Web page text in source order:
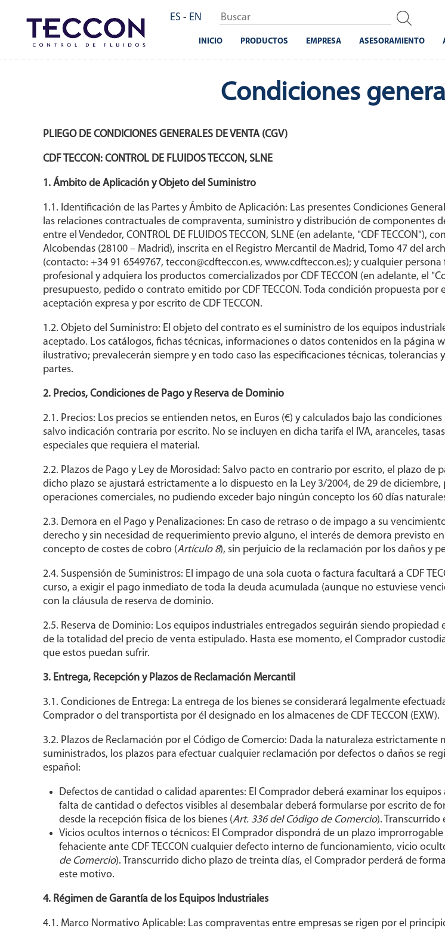
principal
ES - EN
INICIO PRODUCTOS EMPRESA ASESORAMIENTO
Condiciones
PLIEGO DE CONDICIONES GENERALES DE VENTA (CGV)
CDF TECCON: CONTROL DE FLUIDOS TECCON, SLNE
1. Ámbito de Aplicación y Objeto del Suministro
1.1. Identificación de las Partes y Ámbito de Aplicación: Las presentes Condiciones
las relaciones contractuales de compraventa, suministro y distribución de
entre el Vendedor, CONTROL DE FLUIDOS TECCON, SLNE (en adelante, "CDF TECCON"),
Alcobendas (28100 – Madrid), inscrita en el Registro Mercantil de Madrid, Tomo 47 del
(contacto: +34 91 6549767, teccon@cdfteccon.es, www.cdfteccon.es); y cualquier
profesional y adquiera los productos comercializados por CDF TECCON (en adelante, el
presupuesto, pedido o contrato emitido por CDF TECCON. Toda condición propuesta
aceptación expresa y por escrito de CDF TECCON.
1.2. Objeto del Suministro: El objeto del contrato es el suministro de los equipos
aceptado. Los catálogos, fichas técnicas, informaciones o datos contenidos en la
ilustrativo; prevalecerán siempre y en todo caso las especificaciones técnicas,
partes.
2. Precios, Condiciones de Pago y Reserva de Dominio
2.1. Precios: Los precios se entienden netos, en Euros (€) y calculados bajo las
salvo indicación contraria por escrito. No se incluyen en dicha tarifa el IVA, aranceles,
especiales que requiera el material.
2.2. Plazos de Pago y Ley de Morosidad: Salvo pacto en contrario por escrito, el plazo
dicho plazo se ajustará estrictamente a lo dispuesto en la Ley 3/2004, de 29 de
operaciones comerciales, no pudiendo exceder bajo ningún concepto los 60 días
2.3. Demora en el Pago y Penalizaciones: En caso de retraso o de impago a su
derecho y sin necesidad de requerimiento previo alguno, el interés de demora previsto
concepto de costes de cobro (Artículo 8), sin perjuicio de la reclamación por los daños y
2.4. Suspensión de Suministros: El impago de una sola cuota o factura facultará a CDF
curso, a exigir el pago inmediato de toda la deuda acumulada (aunque no estuviese
con la cláusula de reserva de dominio.
2.5. Reserva de Dominio: Los equipos industriales entregados seguirán siendo
de la totalidad del precio de venta estipulado. Hasta ese momento, el Comprador
que estos puedan sufrir.
3. Entrega, Recepción y Plazos de Reclamación Mercantil
3.1. Condiciones de Entrega: La entrega de los bienes se considerará legalmente
Comprador o del transportista por él designado en los almacenes de CDF TECCON (EXW).
3.2. Plazos de Reclamación por el Código de Comercio: Dada la naturaleza
suministrados, los plazos para efectuar cualquier reclamación por defectos o daños se
español:
Defectos de cantidad o calidad aparentes: El Comprador deberá examinar los
falta de cantidad o defectos visibles al desembalar deberá formularse por escrito de
desde la recepción física de los bienes (Art. 336 del Código de Comercio). Transcurrido
Vicios ocultos internos o técnicos: El Comprador dispondrá de un plazo
fehaciente ante CDF TECCON cualquier defecto interno de funcionamiento, vicio
de Comercio). Transcurrido dicho plazo de treinta días, el Comprador perderá de
este motivo.
4. Régimen de Garantía de los Equipos Industriales
4.1. Marco Normativo Aplicable: Las compraventas entre empresas se rigen por el